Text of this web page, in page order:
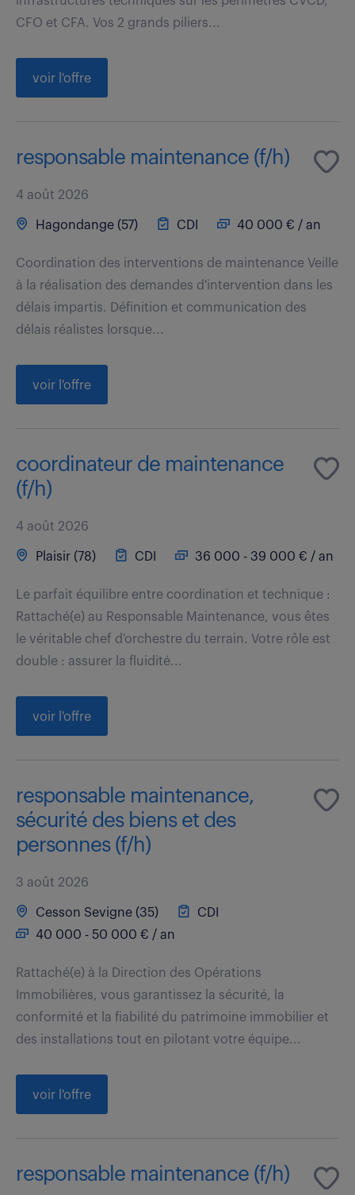
CFO et CFA. Vos 2 grands piliers...
voir l'offre
responsable maintenance (f/h)
4 août 2026
Hagondange (57) CDI 40 000 € / an
Coordination des interventions de maintenance Veille
à la réalisation des demandes d'intervention dans les
délais impartis. Définition et communication des
délais réalistes lorsque...
voir l'offre
coordinateur de maintenance
(f/h)
4 août 2026
Plaisir (78) CDI 36 000 - 39 000 € / an
Le parfait équilibre entre coordination et technique :
Rattaché(e) au Responsable Maintenance, vous êtes
le véritable chef d'orchestre du terrain. Votre rôle est
double : assurer la fluidité...
voir l'offre
responsable maintenance,
sécurité des biens et des
personnes (f/h)
3 août 2026
Cesson Sevigne (35)
CDI
40 000 - 50 000 € / an
Rattaché(e) à la Direction des Opérations
Immobilières, vous garantissez la sécurité, la
conformité et la fiabilité du patrimoine immobilier et
des installations tout en pilotant votre équipe...
voir l'offre
responsable maintenance (f/h)